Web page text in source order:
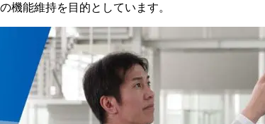
機能維持を目的としています。